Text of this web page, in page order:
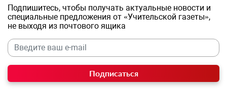
Подпишитесь, чтобы получать актуальные новости и
специальные предложения от «Учительской газеты»,
не выходя из почтового ящика
Подписаться